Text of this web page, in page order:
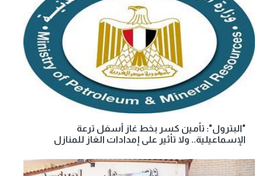
"البترول": تأمين كسر بخط غاز أسفل ترعة
الإسماعيلية.. ولا تأثير على إمدادات الغاز للمنازل